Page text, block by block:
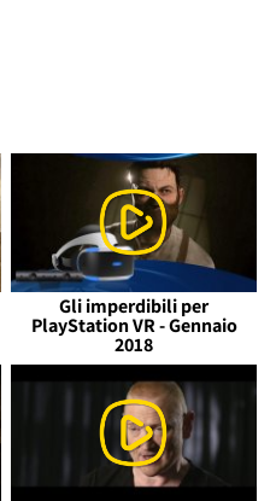
Gli imperdibili per
PlayStation VR - Gennaio
2018